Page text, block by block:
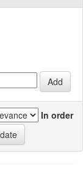
In order